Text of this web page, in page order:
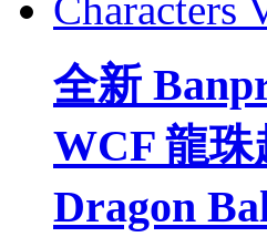
全新
WCF 龍珠
Dragon